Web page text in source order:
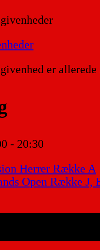
er
- 20:30
Herrer Række A
Open Række J,